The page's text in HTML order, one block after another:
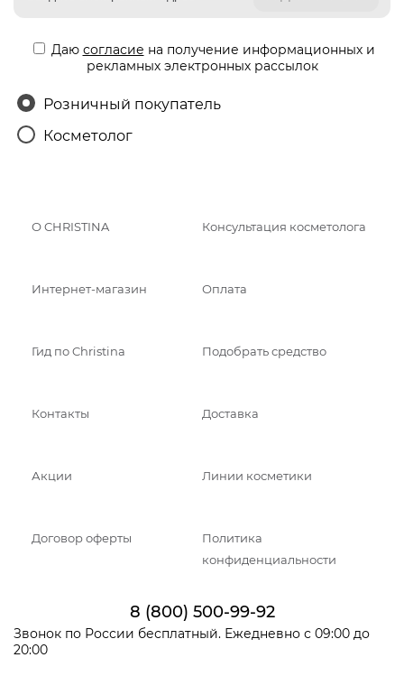
Даю согласие на получение информационных и
рекламных электронных рассылок
Розничный покупатель
Косметолог
О CHRISTINA Консультация косметолога
Интернет-магазин Оплата
Гид по Christina Подобрать средство
Контакты Доставка
Акции Линии косметики
Договор оферты
Политика
конфиденциальности
8 (800) 500-99-92
Звонок по России бесплатный. Ежедневно с 09:00 до
20:00